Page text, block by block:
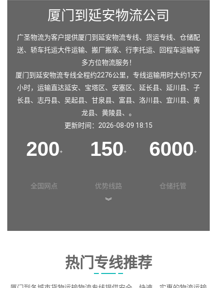
厦门到延安物流公司
广圣物流为客户提供厦门到延安物流专线、货运专线、仓储配
送、轿车托运大件运输、搬厂搬家、行李托运、回程车运输等
多方位物流服务！
厦门到延安物流专线全程约2276公里，专线运输用时大约1天7
小时，运输直达延安、 宝塔区、 安塞区、 延长县、 延川县、 子
长县、 志丹县、 吴起县、 甘泉县、 富县、 洛川县、 宜川县、 黄
龙县、 黄陵县、。
更新时间：2026-08-09 18:15
200+
全国网点
150+
优势线路
6000+
仓储托管
︾
热门专线推荐